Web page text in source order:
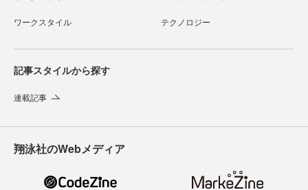
ワークスタイル テクノロジー
記事スタイルから探す
連載記事
翔泳社のWebメディア